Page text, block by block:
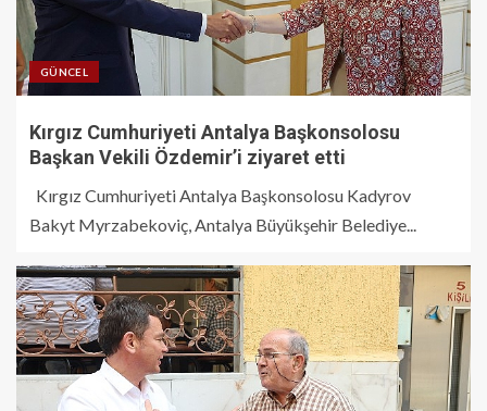
GÜNCEL
Kırgız Cumhuriyeti Antalya Başkonsolosu
Başkan Vekili Özdemir’i ziyaret etti
Kırgız Cumhuriyeti Antalya Başkonsolosu Kadyrov
Bakyt Myrzabekoviç, Antalya Büyükşehir Belediye...